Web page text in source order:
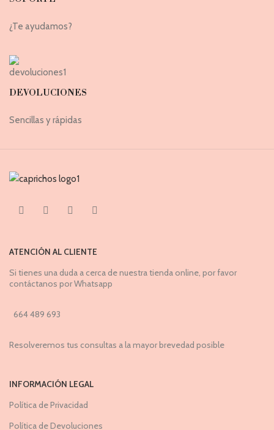
¿Te ayudamos?
DEVOLUCIONES
Sencillas y rápidas
ATENCIÓN AL CLIENTE
Si tienes una duda a cerca de nuestra tienda online, por favor
contáctanos por Whatsapp
664 489 693
Resolveremos tus consultas a la mayor brevedad posible
INFORMACIÓN LEGAL
Política de Privacidad
Política de Devoluciones